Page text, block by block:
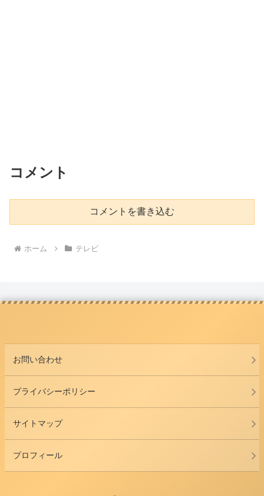
コメント
コメントを書き込む
ホーム テレビ
お問い合わせ
プライバシーポリシー
サイトマップ
プロフィール